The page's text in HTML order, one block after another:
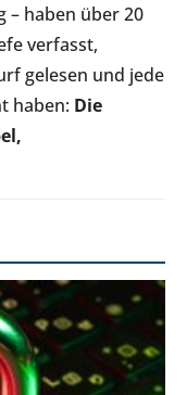
– haben über 20
verfasst,
gelesen und jede
haben: Die